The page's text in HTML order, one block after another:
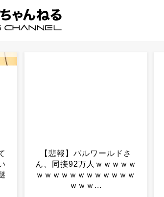
包丁を向けて接近する女に
警官が発砲…この対応は妥
当だったのか？...